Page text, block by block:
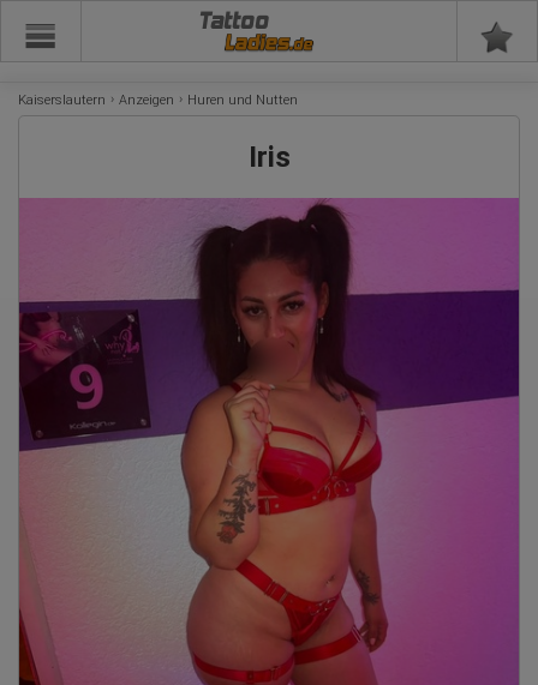
Tattoo
Kaiserslautern Anzeigen Huren und Nutten
Iris